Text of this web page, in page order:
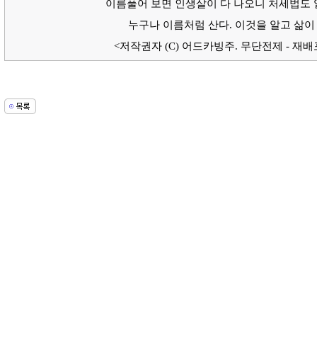
이름풀어 보면 인생살이 다 나오니 처세법도
누구나 이름처럼 산다. 이것을 알고 삶
<저작권자 (C) 어드카빙주. 무단전제 - 재배